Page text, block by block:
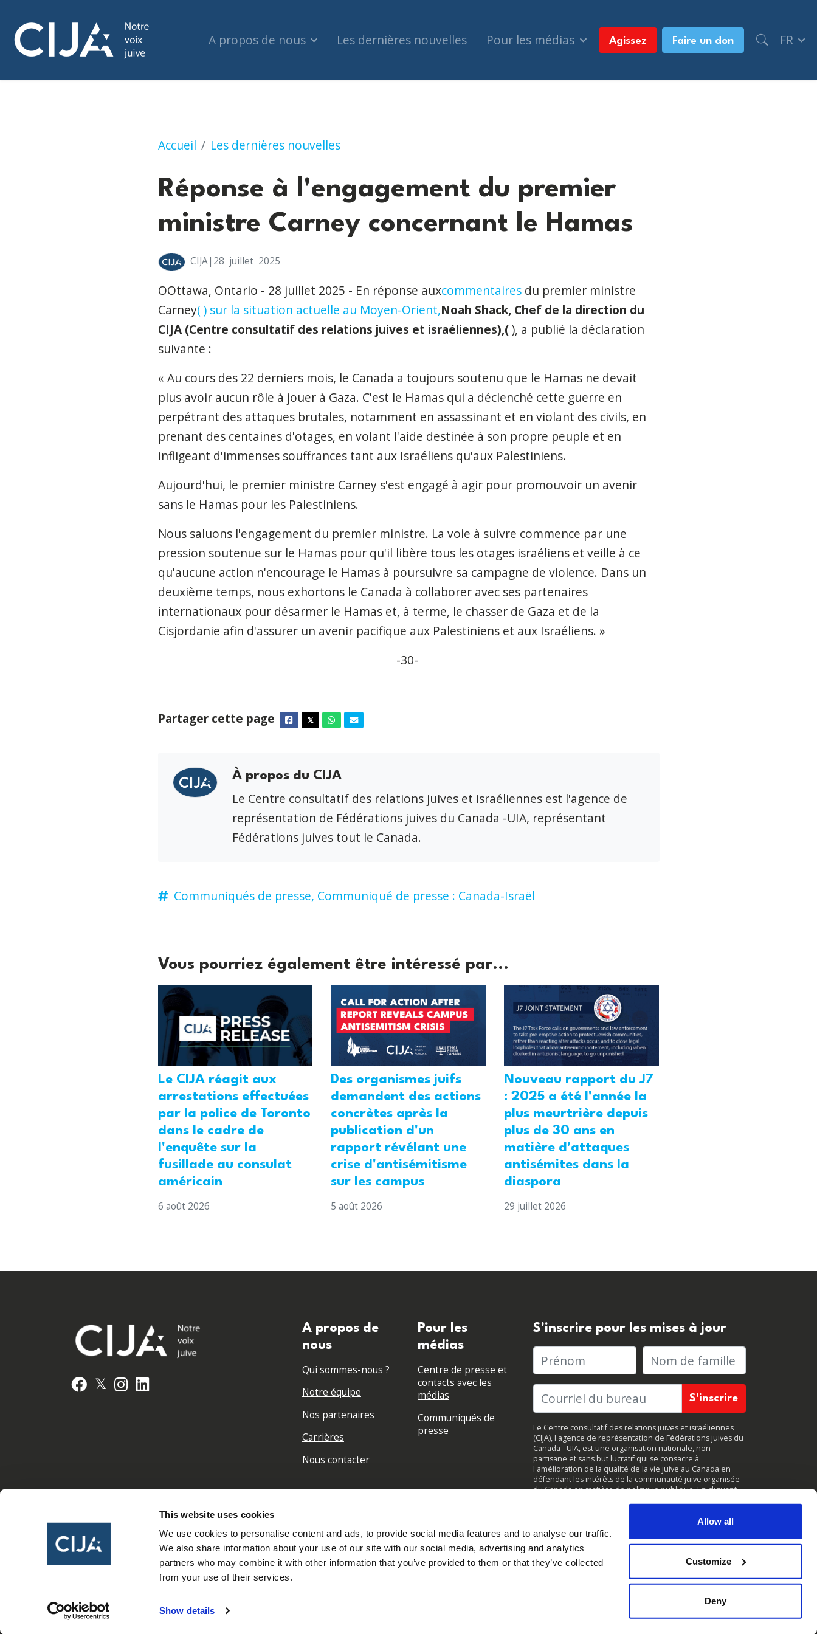
This website uses cookies
We use cookies to personalise content and ads, to provide social media features and to analyse our traffic.
We also share information about your use of our site with our social media, advertising and analytics
partners who may combine it with other information that you’ve provided to them or that they’ve collected
from your use of their services.
Show details
Allow all
Customize
Deny
A propos de nous Les dernières nouvelles Pour les médias Agissez Faire un don FR
Accueil Les dernières nouvelles
Réponse à l'engagement du premier ministre Carney concernant le Hamas
Réponse à l'engagement du premier
ministre Carney concernant le Hamas
CIJA|28 juillet 2025
OOttawa, Ontario - 28 juillet 2025 - En réponse auxcommentairesdu premier ministre
Carney( ) sur la situation actuelle au Moyen-Orient,Noah Shack, Chef de la direction du
CIJA (Centre consultatif des relations juives et israéliennes),( ), a publié la déclaration
suivante :
« Au cours des 22 derniers mois, le Canada a toujours soutenu que le Hamas ne devait
plus avoir aucun rôle à jouer à Gaza. C'est le Hamas qui a déclenché cette guerre en
perpétrant des attaques brutales, notamment en assassinant et en violant des civils, en
prenant des centaines d'otages, en volant l'aide destinée à son propre peuple et en
infligeant d'immenses souffrances tant aux Israéliens qu'aux Palestiniens.
Aujourd'hui, le premier ministre Carney s'est engagé à agir pour promouvoir un avenir
sans le Hamas pour les Palestiniens.
Nous saluons l'engagement du premier ministre. La voie à suivre commence par une
pression soutenue sur le Hamas pour qu'il libère tous les otages israéliens et veille à ce
qu'aucune action n'encourage le Hamas à poursuivre sa campagne de violence. Dans un
deuxième temps, nous exhortons le Canada à collaborer avec ses partenaires
internationaux pour désarmer le Hamas et, à terme, le chasser de Gaza et de la
Cisjordanie afin d'assurer un avenir pacifique aux Palestiniens et aux Israéliens. »
-30-
Partager cette page Facebook
𝕏TwitterWhatsappCourriel
À propos du CIJA
Le Centre consultatif des relations juives et israéliennes est l'agence de
représentation de Fédérations juives du Canada -UIA, représentant
Fédérations juives tout le Canada.
Communiqués de presse, Communiqué de presse : Canada-Israël
Vous pourriez également être intéressé par...
Le CIJA réagit aux
arrestations effectuées
par la police de Toronto
dans le cadre de
l'enquête sur la
fusillade au consulat
américain
6 août 2026
Des organismes juifs
demandent des actions
concrètes après la
publication d'un
rapport révélant une
crise d'antisémitisme
sur les campus
5 août 2026
Nouveau rapport du J7
: 2025 a été l'année la
plus meurtrière depuis
plus de 30 ans en
matière d'attaques
antisémites dans la
diaspora
29 juillet 2026
Facebook
𝕏 Instagram
A propos de
nous
Qui sommes-nous ?
Notre équipe
Nos partenaires
Carrières
Nous contacter
Pour les
médias
Centre de presse et
contacts avec les
médias
Communiqués de
presse
S'inscrire pour les mises à jour
Prénom Nom de famille
Le Centre consultatif des relations juives et israéliennes
(CIJA), l'agence de représentation de Fédérations juives du
Canada - UIA, est une organisation nationale, non
partisane et sans but lucratif qui se consacre à
l'amélioration de la qualité de la vie juive au Canada en
défendant les intérêts de la communauté juive organisée
du Canada en matière de politique publique. En cliquant